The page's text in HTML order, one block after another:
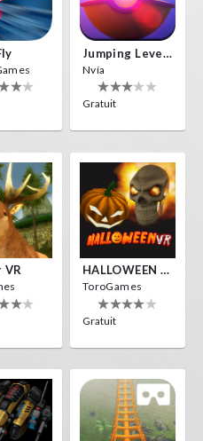
Jumping Levels
Nvía
Gratuit
VR HALLOWEEN VR
ToroGames
Gratuit